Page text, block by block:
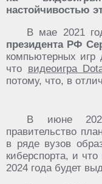
настойчивостью
В мае 2021
президента РФ
компьютерных игр
что видеоигра
потому, что, в
В июне
правительство
в ряде вузов
киберспорта, и
2024 года будет